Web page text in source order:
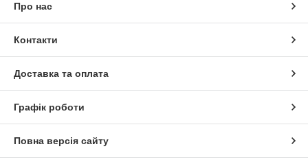
Про нас
Контакти
Доставка та оплата
Графік роботи
Повна версія сайту